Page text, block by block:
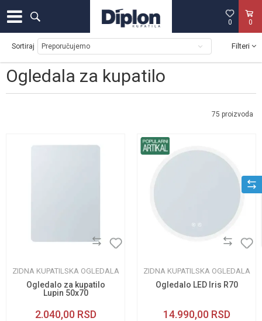
0
0
Ogledala za kupatilo
Sortiraj Filteri
75 proizvoda
ZIDNA KUPATILSKA OGLEDALA
Ogledalo za kupatilo
Lupin 50x70
2.040,00 RSD
ZIDNA KUPATILSKA OGLEDALA
Ogledalo LED Iris R70
14.990,00 RSD